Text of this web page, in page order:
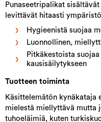
Punaseetripalikat
levittävät hitaasti
Hygieenistä suojaa
Luonnollinen,
Pitkäkestoista
kausisäilytykseen
Tuotteen toiminta
Käsittelemätön kynäkataja
mielestä miellyttävä mutta
tuhoeläimiä, kuten